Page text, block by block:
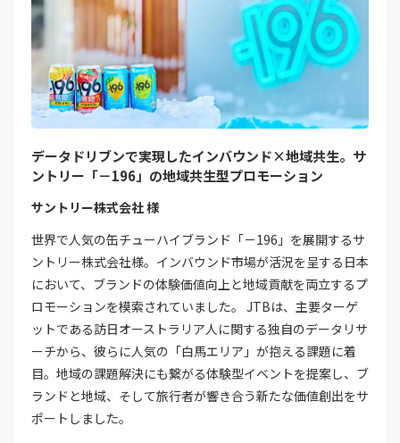
データドリブンで実現したインバウンド×地域共生。サ
ントリー「－196」の地域共生型プロモーション
サントリー株式会社 様
世界で人気の缶チューハイブランド「－196」を展開するサ
ントリー株式会社様。インバウンド市場が活況を呈する日本
において、ブランドの体験価値向上と地域貢献を両立するプ
ロモーションを模索されていました。 JTBは、主要ターゲ
ットである訪日オーストラリア人に関する独自のデータリサ
ーチから、彼らに人気の「白馬エリア」が抱える課題に着
目。地域の課題解決にも繋がる体験型イベントを提案し、ブ
ランドと地域、そして旅行者が響き合う新たな価値創出をサ
ポートしました。